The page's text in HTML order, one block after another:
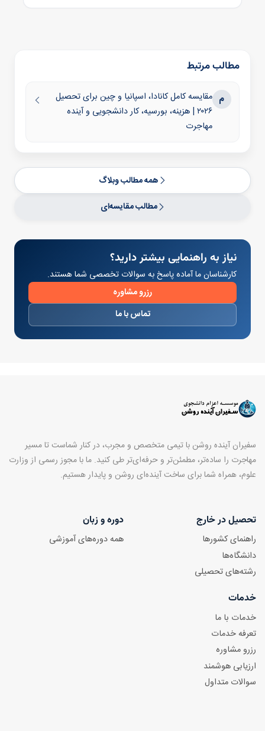
مطالب مرتبط
م مقایسه کامل کانادا، اسپانیا و چین برای تحصیل
۲۰۲۶ | هزینه، بورسیه، کار دانشجویی و آینده
مهاجرت
همه مطالب وبلاگ
مطالب مقایسه‌ای
نیاز به راهنمایی بیشتر دارید؟
کارشناسان ما آماده پاسخ به سوالات تخصصی شما هستند.
رزرو مشاوره
تماس با ما
سفیران آینده روشن با تیمی متخصص و مجرب، در کنار شماست تا مسیر
مهاجرت را ساده‌تر، مطمئن‌تر و حرفه‌ای‌تر طی کنید. ما با مجوز رسمی از وزارت
علوم، همراه شما برای ساخت آینده‌ای روشن و پایدار هستیم.
تحصیل در خارج
راهنمای کشورها
دانشگاه‌ها
رشته‌های تحصیلی
دوره و زبان
همه دوره‌های آموزشی
خدمات
خدمات با ما
تعرفه خدمات
رزرو مشاوره
ارزیابی هوشمند
سوالات متداول